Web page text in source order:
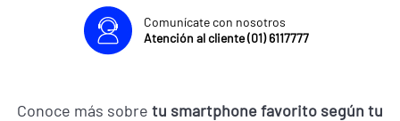
Comunícate con nosotros
Atención al cliente (01) 6117777
Conoce más sobre tu smartphone favorito según tu